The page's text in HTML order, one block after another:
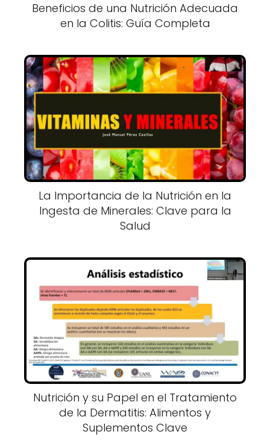
Beneficios de una Nutrición Adecuada
en la Colitis: Guía Completa
La Importancia de la Nutrición en la
Ingesta de Minerales: Clave para la
Salud
Nutrición y su Papel en el Tratamiento
de la Dermatitis: Alimentos y
Suplementos Clave